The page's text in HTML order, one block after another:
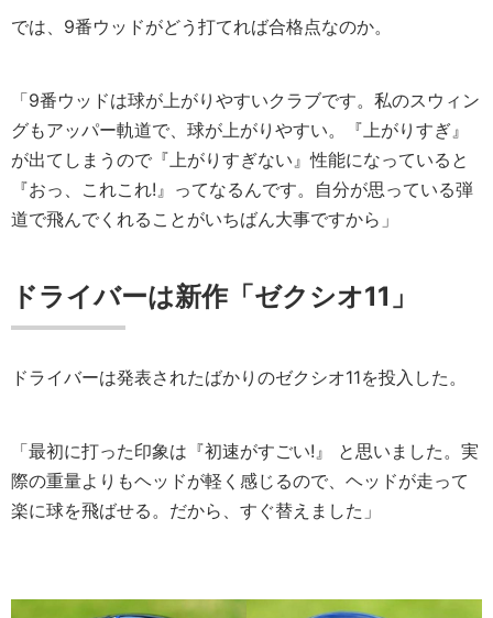
では、9番ウッドがどう打てれば合格点なのか。
「9番ウッドは球が上がりやすいクラブです。私のスウィン
グもアッパー軌道で、球が上がりやすい。『上がりすぎ』
が出てしまうので『上がりすぎない』性能になっていると
『おっ、これこれ!』ってなるんです。自分が思っている弾
道で飛んでくれることがいちばん大事ですから」
ドライバーは新作「ゼクシオ11」
ドライバーは発表されたばかりのゼクシオ11を投入した。
「最初に打った印象は『初速がすごい!』 と思いました。実
際の重量よりもヘッドが軽く感じるので、ヘッドが走って
楽に球を飛ばせる。だから、すぐ替えました」